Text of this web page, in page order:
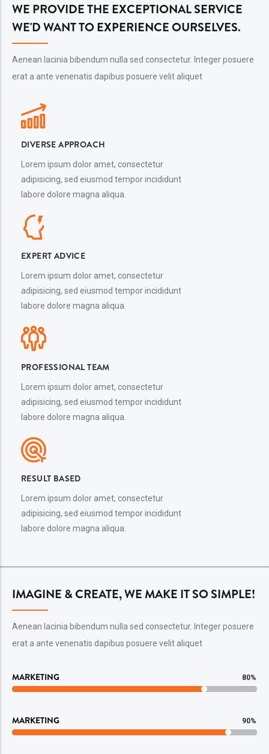
WE PROVIDE THE EXCEPTIONAL SERVICE
WE'D WANT TO EXPERIENCE OURSELVES.
Aenean lacinia bibendum nulla sed consectetur. Integer posuere
erat a ante venenatis dapibus posuere velit aliquet
DIVERSE APPROACH
Lorem ipsum dolor amet, consectetur
adipisicing, sed eiusmod tempor incididunt
labore dolore magna aliqua.
EXPERT ADVICE
Lorem ipsum dolor amet, consectetur
adipisicing, sed eiusmod tempor incididunt
labore dolore magna aliqua.
PROFESSIONAL TEAM
Lorem ipsum dolor amet, consectetur
adipisicing, sed eiusmod tempor incididunt
labore dolore magna aliqua.
RESULT BASED
Lorem ipsum dolor amet, consectetur
adipisicing, sed eiusmod tempor incididunt
labore dolore magna aliqua.
IMAGINE & CREATE, WE MAKE IT SO SIMPLE!
Aenean lacinia bibendum nulla sed consectetur. Integer posuere
erat a ante venenatis dapibus posuere velit aliquet
MARKETING 80%
MARKETING 90%